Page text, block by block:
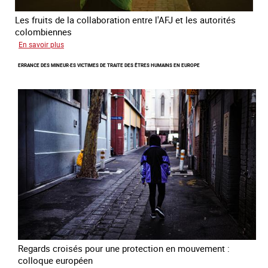
Les fruits de la collaboration entre l'AFJ et les autorités
colombiennes
En savoir plus
la
en
partenariat
avec
Colombie
ERRANCE DES MINEUR·ES VICTIMES DE TRAITE DES ÊTRES HUMAINS EN EUROPE
Regards croisés pour une protection en mouvement :
colloque européen